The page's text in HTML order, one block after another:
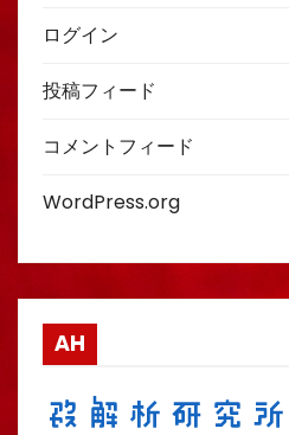
ログイン
投稿フィード
コメントフィード
WordPress.org
AH